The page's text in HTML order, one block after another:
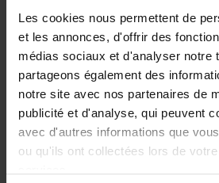
Les cookies nous permettent de
et les annonces, d'offrir des
médias sociaux et d'analyser notre
partageons également des
notre site avec nos partenaires de
publicité et d'analyse, qui peuvent
avec d'autres informations que
ou qu'ils ont collectées lors de
Voyage Madagascar
Osez l'aventure